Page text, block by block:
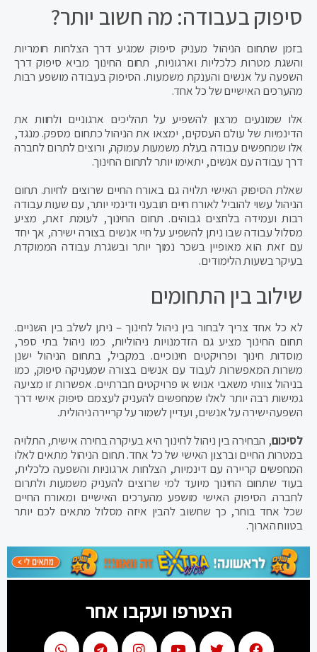
סיפוק בעבודה: מה חשוב יותר?
בזמן שתחום הניהול מעניק סיפוק שמגיע דרך הצלחות חומריות
והשגת מטרות כלכליות וארגוניות, תחום החינוך מביא סיפוק דרך
השפעה על אנשים והענקת משמעות. הסיפוק בעבודה מושפע רבות
מהערכים האישיים של כל אחד.
אלו שמונעים מרצון להשפיע על תהליכים ארגוניים ולחוות את
הדינמיות של עולם העסקים, ימצאו את הניהול כתחום מספק. מנגד,
אלו שמחפשים עבודה בעלת משמעות עמוקה, ורוצים לתרום לחברה
דרך עבודה עם אנשים, יתאימו יותר לתחום החינוך.
שאלת הסיפוק האישי תלויה גם באורח החיים שרוצים לחיות. תחום
הניהול עשוי להוביל לאורח חיים תובעני ודינמי יותר, עם שעות עבודה
רבות ועמידה בלחצים גבוהים. תחום החינוך, לעומת זאת, מציע
מסלול עבודה שבו ניתן להשפיע על חיי אנשים בצורה ישירה, אך יחד
עם זאת הוא מאופיין בשכר נמוך יותר ובשגרת עבודה הממוקדת
בעיקר בשעות הלימודים.
שילוב בין התחומים
לא כל אחד צריך לבחור בין ניהול לחינוך – ניתן לשלב בין השניים.
תחום החינוך מציע גם הזדמנויות ניהוליות, כמו ניהול בתי ספר,
מוסדות חינוך ופרויקטים חינוכיים. במקביל, בתחום הניהול ישנן
משרות המאפשרות לעבוד עם אנשים בצורה שמעניקה סיפוק, כמו
בניהול צוותי משאבי אנוש או פרויקטים חברתיים. אפשרות זו מציעה
גמישות רבה יותר לאלו שמחפשים להעניק לעצמם סיפוק אישי דרך
השפעה ישירה על אנשים, ועדיין לשמור על קריירה ניהולית.
לסיכום, הבחירה בין ניהול לחינוך היא בעיקרה בחירה אישית, התלויה
במטרות החיים וברצון האישי של כל אחד. תחום הניהול מתאים לאלו
המחפשים קריירה עם דינמיות, הצלחות ארגוניות והשפעה כלכלית,
בעוד שתחום החינוך מיועד למי שרוצים להעניק משמעות ולתרום
לחברה. הסיפוק האישי מושפע מהערכים האישיים ומאורח החיים
שכל אחד בוחר, כך שחשוב להבין איזה מסלול מתאים לכם יותר
בטווח הארוך.
הצטרפו ועקבו אחר